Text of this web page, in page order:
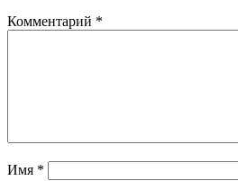
Комментарий *
Имя *